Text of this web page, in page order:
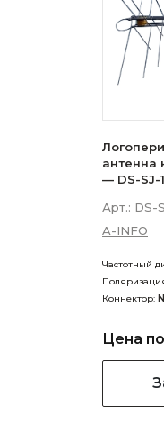
антенна
— DS-SJ-
Арт.: DS-
A-INFO
Частотный
Коннектор:
Цена